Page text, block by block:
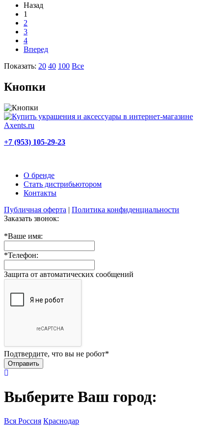
Назад
1
2
3
4
Вперед
Показать: 20 40 100 Все
Кнопки
+7 (953) 105-29-23
О бренде
Стать дистрибьютором
Контакты
Публичная оферта | Политика конфиденциальности
Заказать звонок:
*Ваше имя:
*Телефон:
Защита от автоматических сообщений
Подтвердите, что вы не робот*
Выберите Ваш город:
Вся Россия Краснодар